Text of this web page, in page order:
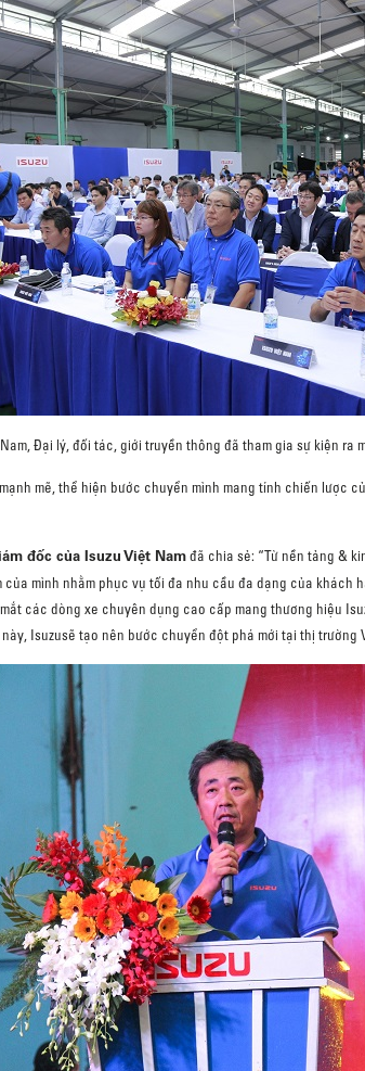
Đại lý, đối tác, giới truyền thông đã tham gia sự kiện ra
mẽ, thể hiện bước chuyển mình mang tính chiến lược
đốc của Isuzu Việt Namđã chia sẻ: “Từ nền tảng &
mình nhằm phục vụ tối đa nhu cầu đa dạng của
các dòng xe chuyên dụng cao cấp mang thương hiệu
Isuzusẽ tạo nên bước chuyển đột phá mới tại thị trường